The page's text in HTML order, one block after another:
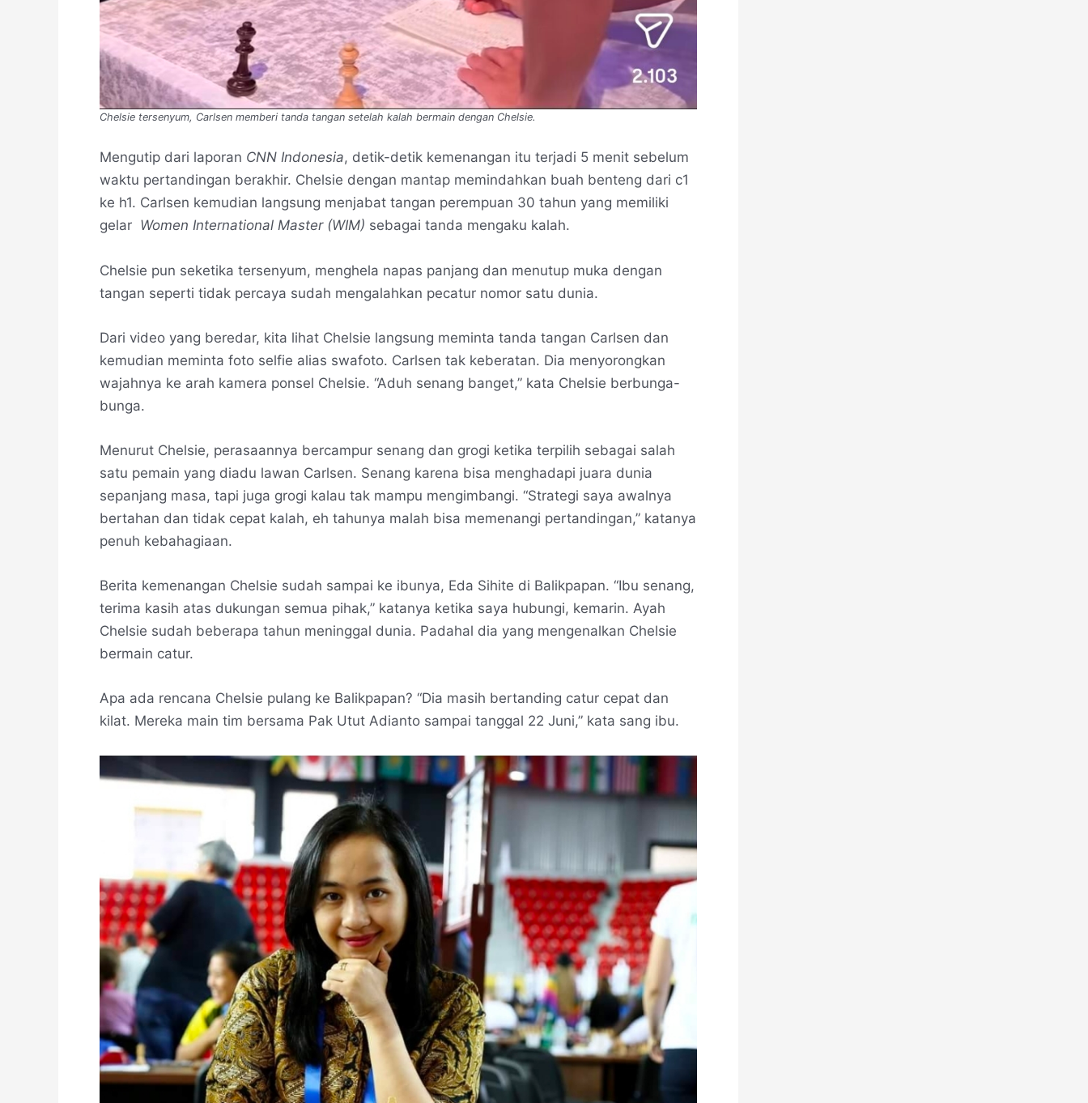
Chelsie tersenyum, Carlsen memberi tanda tangan setelah kalah bermain dengan Chelsie.
Mengutip dari laporan CNN Indonesia, detik-detik kemenangan itu terjadi 5 menit sebelum
waktu pertandingan berakhir. Chelsie dengan mantap memindahkan buah benteng dari c1
ke h1. Carlsen kemudian langsung menjabat tangan perempuan 30 tahun yang memiliki
gelar Women International Master (WIM) sebagai tanda mengaku kalah.
Chelsie pun seketika tersenyum, menghela napas panjang dan menutup muka dengan
tangan seperti tidak percaya sudah mengalahkan pecatur nomor satu dunia.
Dari video yang beredar, kita lihat Chelsie langsung meminta tanda tangan Carlsen dan
kemudian meminta foto selfie alias swafoto. Carlsen tak keberatan. Dia menyorongkan
wajahnya ke arah kamera ponsel Chelsie. “Aduh senang banget,” kata Chelsie berbunga-
bunga.
Menurut Chelsie, perasaannya bercampur senang dan grogi ketika terpilih sebagai salah
satu pemain yang diadu lawan Carlsen. Senang karena bisa menghadapi juara dunia
sepanjang masa, tapi juga grogi kalau tak mampu mengimbangi. “Strategi saya awalnya
bertahan dan tidak cepat kalah, eh tahunya malah bisa memenangi pertandingan,” katanya
penuh kebahagiaan.
Berita kemenangan Chelsie sudah sampai ke ibunya, Eda Sihite di Balikpapan. “Ibu senang,
terima kasih atas dukungan semua pihak,” katanya ketika saya hubungi, kemarin. Ayah
Chelsie sudah beberapa tahun meninggal dunia. Padahal dia yang mengenalkan Chelsie
bermain catur.
Apa ada rencana Chelsie pulang ke Balikpapan? “Dia masih bertanding catur cepat dan
kilat. Mereka main tim bersama Pak Utut Adianto sampai tanggal 22 Juni,” kata sang ibu.